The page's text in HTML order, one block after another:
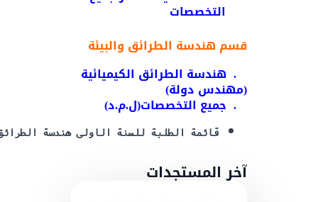
قسم هندسة الطرائق والبيئة
هندسة الطرائق الكيميائية
(مهندس دولة)
جميع التخصصات(ل.م.د)
قائمة الطلبة للسنة الاولى هندسة الطرائق الصيدلانية
آخر المستجدات